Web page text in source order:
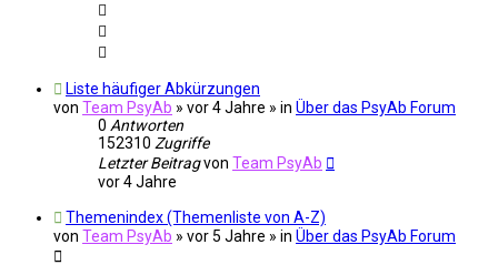
Liste häufiger Abkürzungen
von Team PsyAb » vor 4 Jahre » in Über das PsyAb Forum
0 Antworten
152310 Zugriffe
Letzter Beitragvon Team PsyAb
vor 4 Jahre
Themenindex (Themenliste von A-Z)
von Team PsyAb » vor 5 Jahre » in Über das PsyAb Forum